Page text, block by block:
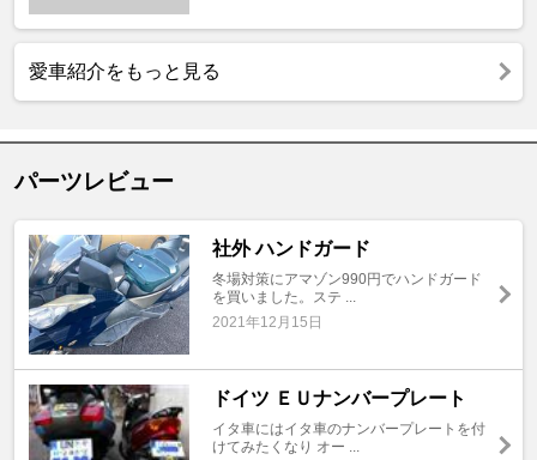
愛車紹介をもっと見る
パーツレビュー
社外 ハンドガード
冬場対策にアマゾン990円でハンドガード
を買いました。ステ ...
2021年12月15日
ドイツ ＥＵナンバープレート
イタ車にはイタ車のナンバープレートを付
けてみたくなり オー ...